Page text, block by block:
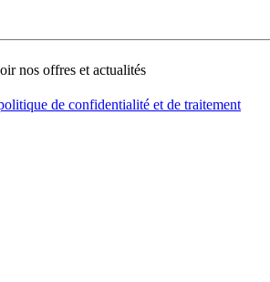
nos offres et actualités
de confidentialité et de traitement